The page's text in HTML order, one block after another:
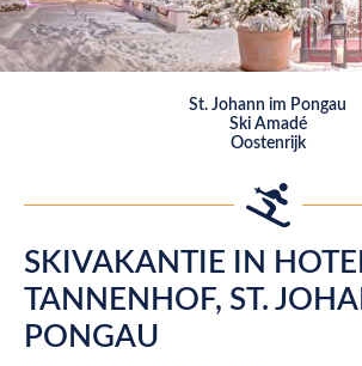
St. Johann im Pongau
Ski Amadé
Oostenrijk
SKIVAKANTIE IN
TANNENHOF, ST.
PONGAU